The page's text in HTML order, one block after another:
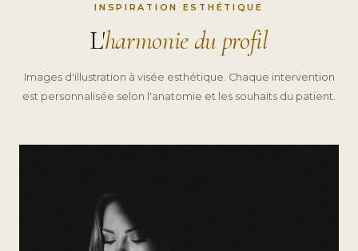
INSPIRATION ESTHÉTIQUE
L'harmonie du profil
Images d'illustration à visée esthétique. Chaque intervention
est personnalisée selon l'anatomie et les souhaits du patient.